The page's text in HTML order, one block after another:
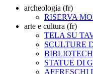
archeologia (fr)
RISERVA
arte e cultura (fr)
TELA SU
SCULTURE
STATUE DI
AFFRESCHI